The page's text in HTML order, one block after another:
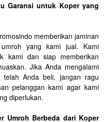
Garansi untuk Koper yang
memberikan jaminan
yang kami jual. Kami
kami dan siap memberikan
Jika Anda mengalami
Anda beli, jangan ragu
pelanggan kami agar kami
diperlukan.
Umroh Berbeda dari Koper